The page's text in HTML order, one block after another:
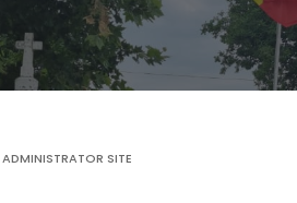
ADMINISTRATOR SITE